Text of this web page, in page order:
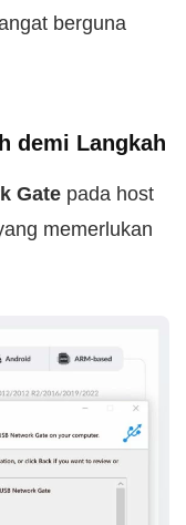
berguna
demi Langkah
Gate pada host
memerlukan